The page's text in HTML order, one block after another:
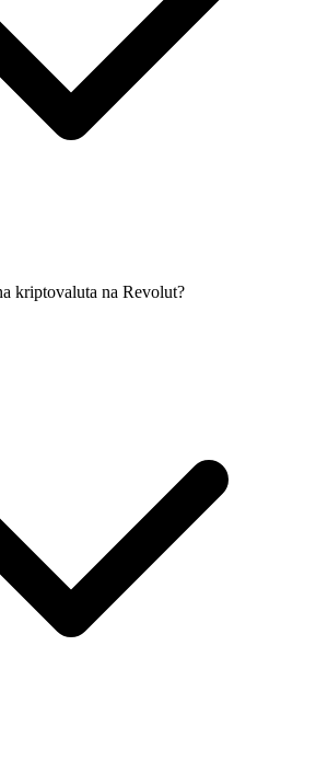
kriptovaluta na Revolut?